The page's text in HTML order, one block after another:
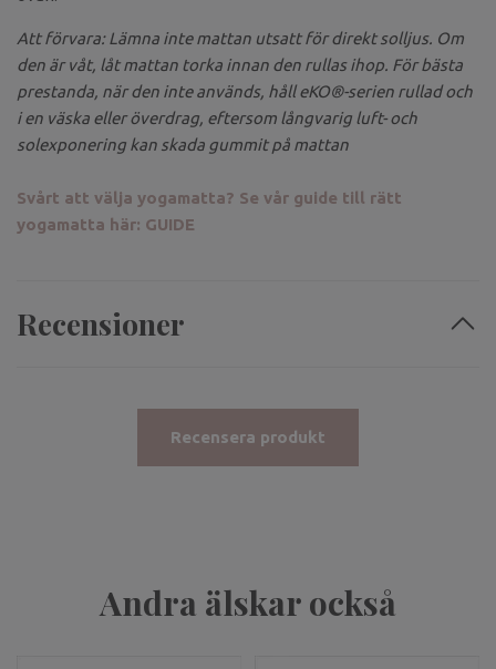
Att förvara: Lämna inte mattan utsatt för direkt solljus. Om
den är våt, låt mattan torka innan den rullas ihop. För bästa
prestanda, när den inte används, håll eKO®-serien rullad och
i en väska eller överdrag, eftersom långvarig luft- och
solexponering kan skada gummit på mattan
Svårt att välja yogamatta? Se vår guide till rätt
yogamatta här: GUIDE
Recensioner
Recensera produkt
Andra älskar också